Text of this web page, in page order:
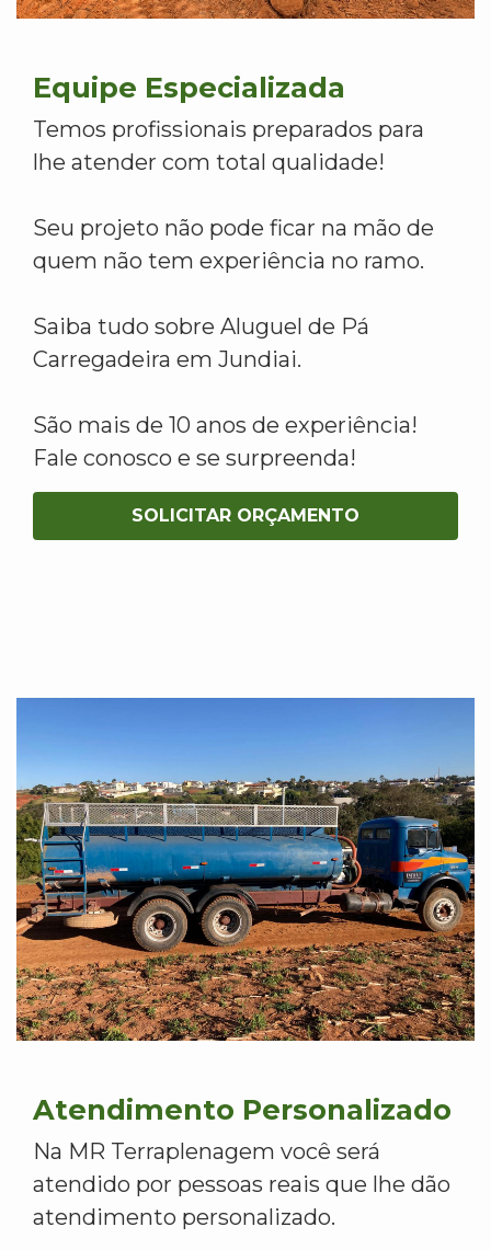
Equipe Especializada
Temos profissionais preparados para
lhe atender com total qualidade!
Seu projeto não pode ficar na mão de
quem não tem experiência no ramo.
Saiba tudo sobre Aluguel de Pá
Carregadeira em Jundiai.
São mais de 10 anos de experiência!
Fale conosco e se surpreenda!
SOLICITAR ORÇAMENTO
Atendimento Personalizado
Na MR Terraplenagem você será
atendido por pessoas reais que lhe dão
atendimento personalizado.